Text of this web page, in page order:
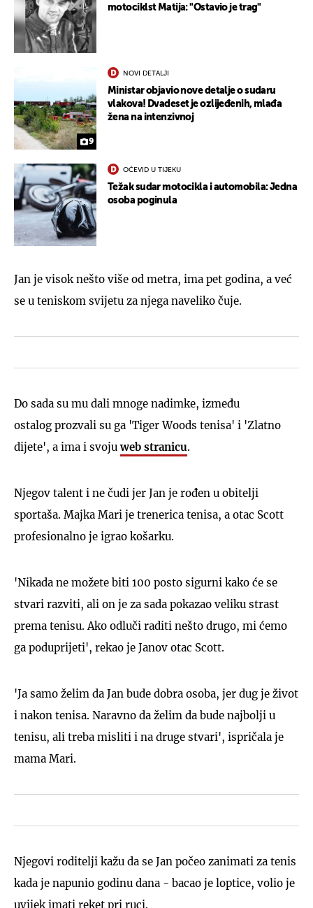
motociklst Matija: "Ostavio je trag"
9
NOVI DETALJI
Ministar objavio nove detalje o sudaru
vlakova! Dvadeset je ozlijeđenih, mlađa
žena na intenzivnoj
OČEVID U TIJEKU
Težak sudar motocikla i automobila: Jedna
osoba poginula
Jan je visok nešto više od metra, ima pet godina, a već
se u teniskom svijetu za njega naveliko čuje.
Do sada su mu dali mnoge nadimke, između
ostalog prozvali su ga 'Tiger Woods tenisa' i 'Zlatno
dijete', a ima i svojuweb stranicu.
Njegov talent i ne čudi jer Jan je rođen u obitelji
sportaša. Majka Mari je trenerica tenisa, a otac Scott
profesionalno je igrao košarku.
'Nikada ne možete biti 100 posto sigurni kako će se
stvari razviti, ali on je za sada pokazao veliku strast
prema tenisu. Ako odluči raditi nešto drugo, mi ćemo
ga poduprijeti', rekao je Janov otac Scott.
'Ja samo želim da Jan bude dobra osoba, jer dug je život
i nakon tenisa. Naravno da želim da bude najbolji u
tenisu, ali treba misliti i na druge stvari', ispričala je
mama Mari.
Njegovi roditelji kažu da se Jan počeo zanimati za tenis
kada je napunio godinu dana - bacao je loptice, volio je
uvijek imati reket pri ruci.